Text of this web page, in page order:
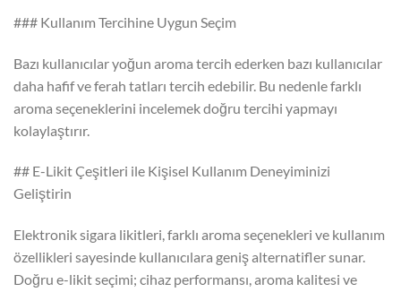
### Kullanım Tercihine Uygun Seçim
Bazı kullanıcılar yoğun aroma tercih ederken bazı kullanıcılar
daha hafif ve ferah tatları tercih edebilir. Bu nedenle farklı
aroma seçeneklerini incelemek doğru tercihi yapmayı
kolaylaştırır.
## E-Likit Çeşitleri ile Kişisel Kullanım Deneyiminizi
Geliştirin
Elektronik sigara likitleri, farklı aroma seçenekleri ve kullanım
özellikleri sayesinde kullanıcılara geniş alternatifler sunar.
Doğru e-likit seçimi; cihaz performansı, aroma kalitesi ve